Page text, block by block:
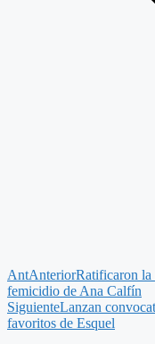
AntAnteriorRatificaron la
femicidio de Ana Calfín
SiguienteLanzan
favoritos de Esquel